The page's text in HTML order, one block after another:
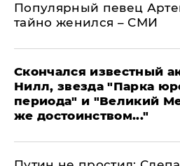
Популярный певец
тайно женился – СМИ
Скончался известный
Нилл, звезда "Парка
периода" и "Великий
же достоинством..."